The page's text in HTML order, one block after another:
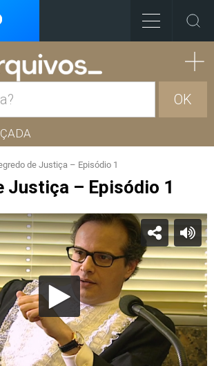
OK
de Justiça – Episódio 1
Justiça – Episódio 1